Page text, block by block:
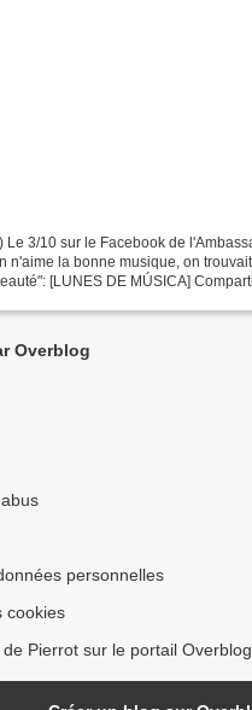
Le 3/10 sur le Facebook de
n'aime la bonne musique, on
[LUNES DE MÚSICA]
Overblog
personnelles
cookies
Pierrot sur le portail Overblog